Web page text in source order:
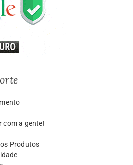
com a gente!
Produtos